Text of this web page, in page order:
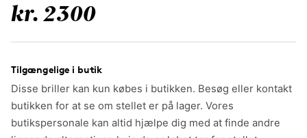
kr. 2300
Tilgængelige i butik
Disse briller kan kun købes i butikken. Besøg eller kontakt
butikken for at se om stellet er på lager. Vores
butikspersonale kan altid hjælpe dig med at finde andre